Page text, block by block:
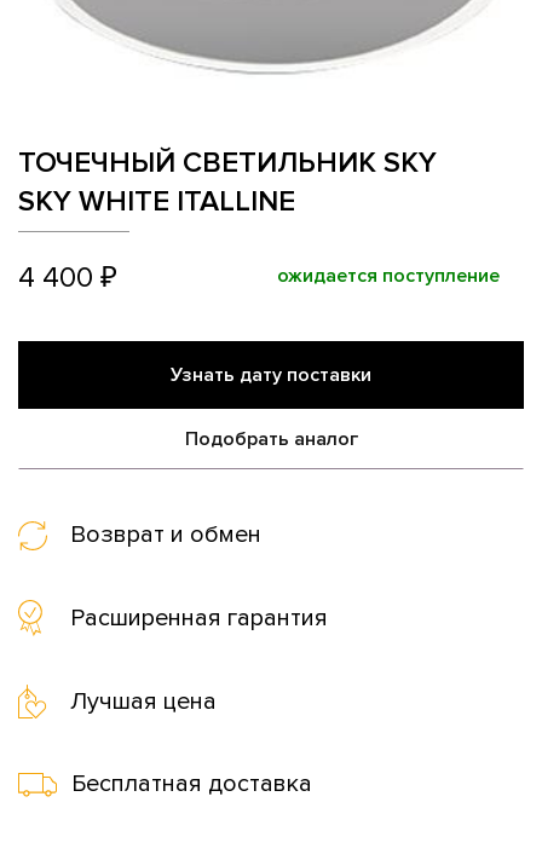
ТОЧЕЧНЫЙ СВЕТИЛЬНИК SKY
SKY WHITE ITALLINE
4 400 ₽ ожидается поступление
Узнать дату поставки
Подобрать аналог
Возврат и обмен
Расширенная гарантия
Лучшая цена
Бесплатная доставка